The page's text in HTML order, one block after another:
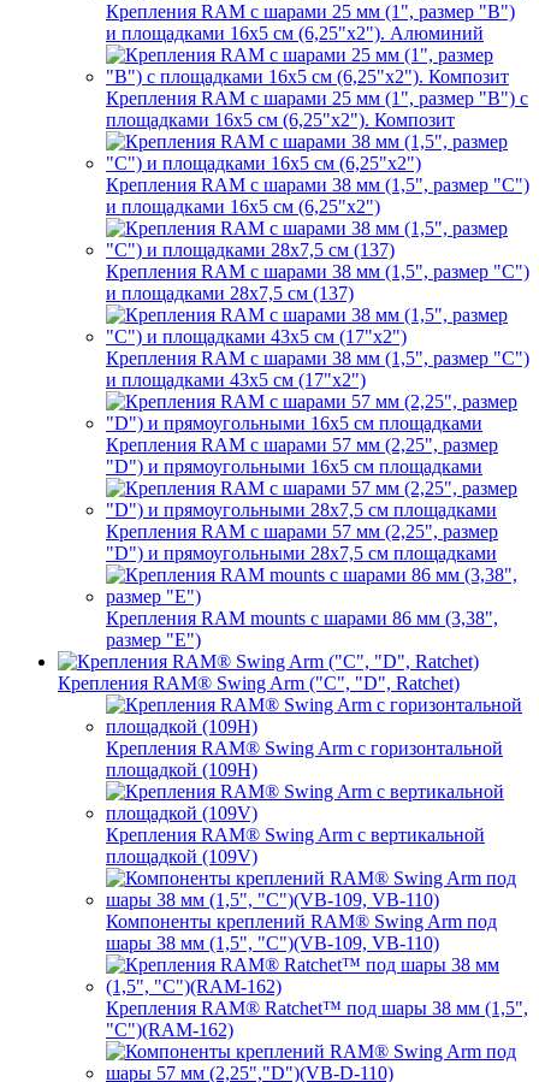
Крепления RAM с шарами 25 мм (1", размер "B")
и площадками 16х5 см (6,25"х2"). Алюминий
Крепления RAM с шарами 25 мм (1", размер "B") с
площадками 16х5 см (6,25"х2"). Композит
Крепления RAM с шарами 38 мм (1,5", размер "C")
и площадками 16х5 см (6,25"х2")
Крепления RAM с шарами 38 мм (1,5", размер "C")
и площадками 28х7,5 см (137)
Крепления RAM с шарами 38 мм (1,5", размер "C")
и площадками 43х5 см (17"х2")
Крепления RAM с шарами 57 мм (2,25", размер
"D") и прямоугольными 16х5 см площадками
Крепления RAM с шарами 57 мм (2,25", размер
"D") и прямоугольными 28х7,5 см площадками
Крепления RAM mounts с шарами 86 мм (3,38",
размер "E")
Крепления RAM® Swing Arm ("C", "D", Ratchet)
Крепления RAM® Swing Arm с горизонтальной
площадкой (109H)
Крепления RAM® Swing Arm с вертикальной
площадкой (109V)
Компоненты креплений RAM® Swing Arm под
шары 38 мм (1,5", "C")(VB-109, VB-110)
Крепления RAM® Ratchet™ под шары 38 мм (1,5",
"C")(RAM-162)